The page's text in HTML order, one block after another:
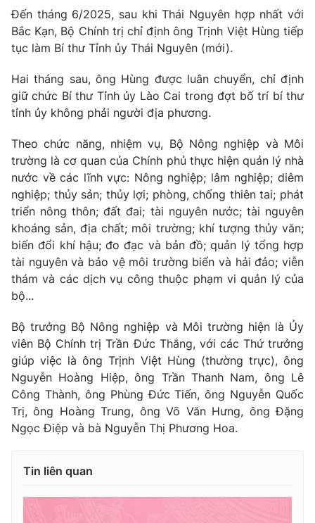
Liên hệ tòa soạn English
THỜI BÁO VTV
Theo dõi báo trên
Cơ quan chủ quản:
Đài Truyền hình Việt Nam
Cơ quan báo chí:Thời báo VTV
Giấy phép hoạt động báo in và báo điện tử số 483/GP-BTTTT
cấp ngày 29/12/2023
Tổng Biên tập: Vũ Thanh Thủy
Phó Tổng Biên tập:
Tổng đài VTV:024.38 355 931 - 024.38 355 932
Ðiện thoại Thời báo VTV:024.66 897 897
Email: toasoan@vtv.vn
Liên hệ quảng cáo:024-7300.7108
Đến tháng 6/2025, sau khi Thái Nguyên hợp nhất với
Bắc Kạn, Bộ Chính trị chỉ định ông Trịnh Việt Hùng tiếp
tục làm Bí thư Tỉnh ủy Thái Nguyên (mới).
Hai tháng sau, ông Hùng được luân chuyển, chỉ định
giữ chức Bí thư Tỉnh ủy Lào Cai trong đợt bố trí bí thư
tỉnh ủy không phải người địa phương.
Theo chức năng, nhiệm vụ, Bộ Nông nghiệp và Môi
trường là cơ quan của Chính phủ thực hiện quản lý nhà
nước về các lĩnh vực: Nông nghiệp; lâm nghiệp; diêm
nghiệp; thủy sản; thủy lợi; phòng, chống thiên tai; phát
triển nông thôn; đất đai; tài nguyên nước; tài nguyên
khoáng sản, địa chất; môi trường; khí tượng thủy văn;
biến đổi khí hậu; đo đạc và bản đồ; quản lý tổng hợp
tài nguyên và bảo vệ môi trường biển và hải đảo; viễn
thám và các dịch vụ công thuộc phạm vi quản lý của
bộ...
Bộ trưởng Bộ Nông nghiệp và Môi trường hiện là Ủy
viên Bộ Chính trị Trần Đức Thắng, với các Thứ trưởng
giúp việc là ông Trịnh Việt Hùng (thường trực), ông
Nguyễn Hoàng Hiệp, ông Trần Thanh Nam, ông Lê
Công Thành, ông Phùng Đức Tiến, ông Nguyễn Quốc
Trị, ông Hoàng Trung, ông Võ Văn Hưng, ông Đặng
Ngọc Điệp và bà Nguyễn Thị Phương Hoa.
Tin liên quan